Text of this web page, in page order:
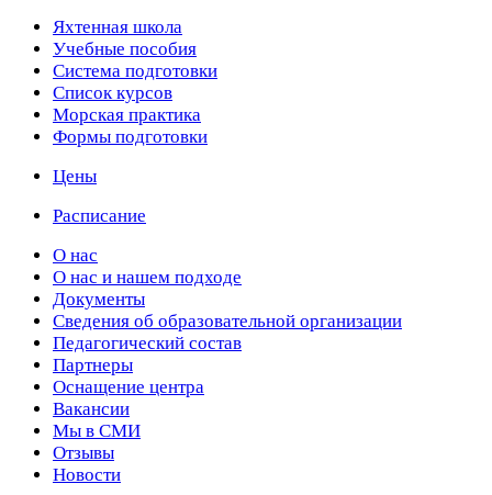
Яхтенная школа
Учебные пособия
Cистема подготовки
Список курсов
Морская практика
Формы подготовки
Цены
Расписание
О нас
О нас и нашем подходе
Документы
Сведения об образовательной организации
Педагогический состав
Партнеры
Оснащение центра
Вакансии
Мы в СМИ
Отзывы
Новости